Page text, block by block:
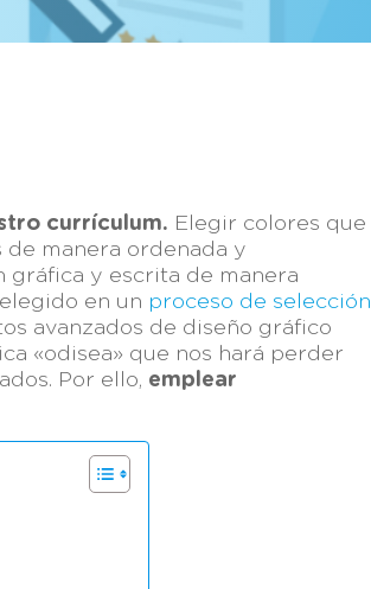
currículum. Elegir colores que
de manera ordenada y
gráfica y escrita de manera
en un proceso de selección
avanzados de diseño gráfico
«odisea» que nos hará perder
Por ello, emplear